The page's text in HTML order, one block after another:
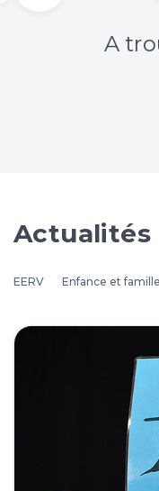
A
Actualités
EERV Enfance et